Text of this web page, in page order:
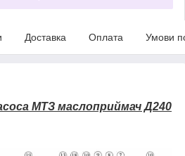
Доставка Оплата Умови
МТЗ маслоприймач Д240